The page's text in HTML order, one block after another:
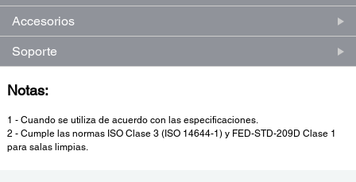
Accesorios
Soporte
Notas:
1 - Cuando se utiliza de acuerdo con las especificaciones.
2 - Cumple las normas ISO Clase 3 (ISO 14644-1) y FED-STD-209D Clase 1
para salas limpias.